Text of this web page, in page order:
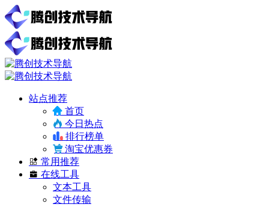
站点推荐
首页
今日热点
排行榜单
淘宝优惠券
常用推荐
在线工具
文本工具
文件传输